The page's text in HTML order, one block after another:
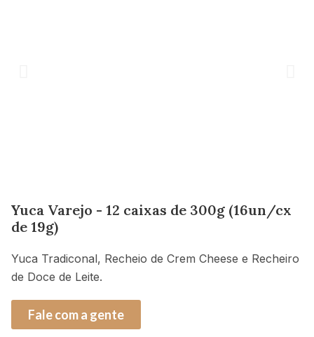
Yuca Varejo - 12 caixas de 300g (16un/cx
de 19g)
Yuca Tradiconal, Recheio de Crem Cheese e Recheiro
de Doce de Leite.
Fale com a gente